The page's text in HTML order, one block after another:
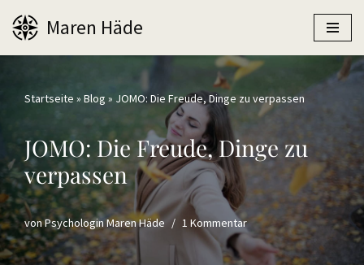
Zum
Maren Häde
Startseite » Blog » JOMO: Die Freude, Dinge zu verpassen
JOMO: Die Freude, Dinge zu
verpassen
vonPsychologin Maren Häde 1 Kommentar